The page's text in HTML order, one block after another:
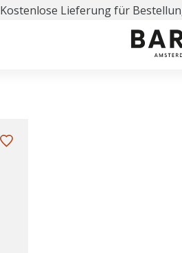
Kostenlose Lieferung für